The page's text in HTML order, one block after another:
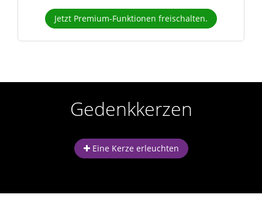
Jetzt Premium-Funktionen freischalten.
Gedenkkerzen
Eine Kerze erleuchten